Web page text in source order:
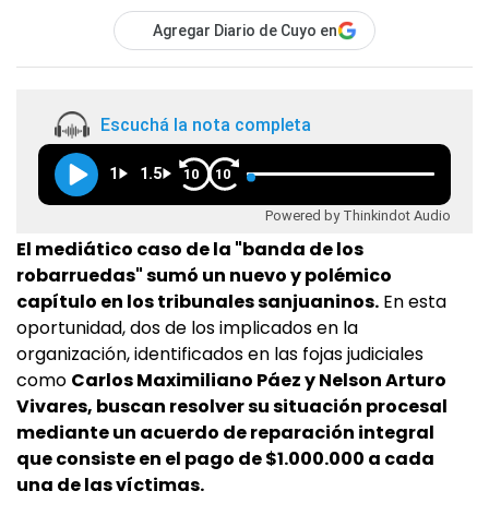
Agregar Diario de Cuyo en
Escuchá la nota completa
1 1.5 10 10
Powered by Thinkindot Audio
El mediático caso de la "banda de los
robarruedas" sumó un nuevo y polémico
capítulo en los tribunales sanjuaninos. En esta
oportunidad, dos de los implicados en la
organización, identificados en las fojas judiciales
como Carlos Maximiliano Páez y Nelson Arturo
Vivares, buscan resolver su situación procesal
mediante un acuerdo de reparación integral
que consiste en el pago de $1.000.000 a cada
una de las víctimas.